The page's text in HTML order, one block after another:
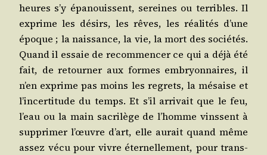
heures s’y épa­nouissent, sereines ou ter­ribles. Il
exprime les dési­rs, les rêves, les réa­li­tés d’une
époque ; la nais­sance, la vie, la mort des socié­tés.
Quand il essaie de recom­men­cer ce qui a déjà été
fait, de retour­ner aux formes embryon­naires, il
n’en exprime pas moins les regrets, la mésaise et
l’incertitude du temps. Et s’il arri­vait que le feu,
l’eau ou la main sacri­lège de l’homme vinssent à
sup­pri­mer l’œuvre d’art, elle aurait quand même
assez vécu pour vivre éter­nel­le­ment, pour trans­